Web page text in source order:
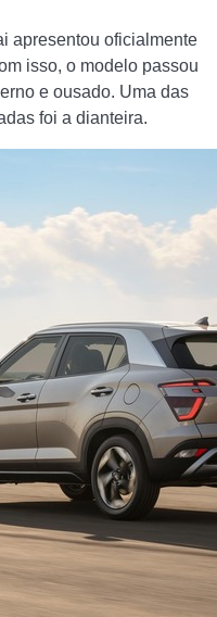
apresentou oficialmente
isso, o modelo passou
e ousado. Uma das
foi a dianteira.